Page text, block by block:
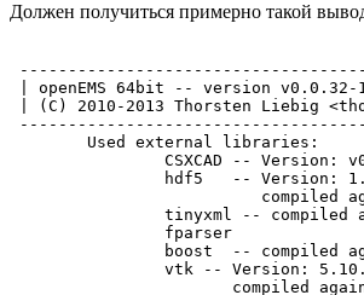
Должен получиться примерно такой
| openEMS 64bit -- version v0.0.32-
| (C) 2010-2013 Thorsten Liebig
        Used external libraries:
CSXCAD -- Version:
hdf5   -- Version:
compiled
tinyxml -- compiled
                fparser
boost  -- compiled
vtk -- Version:
compiled